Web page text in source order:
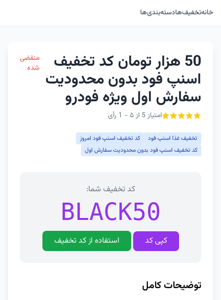
خانهتخفیف‌هادسته‌بندی‌ها
50 هزار تومان کد تخفیف
اسنپ فود بدون محدودیت
سفارش اول ویژه فودرو
امتیاز 5 از ۵ - 1 رأی
منقضی
شده
تخفیف غذا اسنپ فود
کد تخفیف اسنپ فود امروز
کد تخفیف اسنپ فود بدون محدودیت سفارش اول
کد تخفیف شما:
BLACK50
کپی کد استفاده از کد تخفیف
توضیحات کامل